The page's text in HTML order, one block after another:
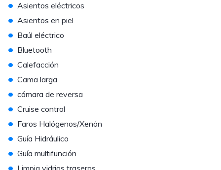
• Asientos eléctricos
• Asientos en piel
• Baúl eléctrico
• Bluetooth
• Calefacción
• Cama larga
• cámara de reversa
• Cruise control
• Faros Halógenos/Xenón
• Guía Hidráulico
• Guía multifunción
• Limpia vidrios traseros